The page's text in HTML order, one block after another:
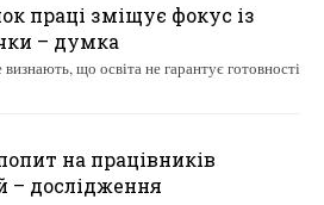
праці зміщує фокус із
– думка
що освіта не гарантує готовності
на працівників
– дослідження